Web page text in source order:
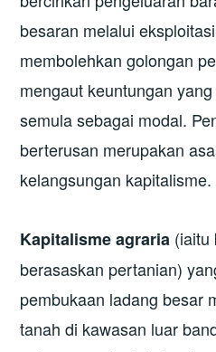
besaran melalui
membolehkan golongan
mengaut keuntungan
semula sebagai modal.
berterusan merupakan
kelangsungan kapitalisme.
Kapitalisme agraria (iaitu
berasaskan pertanian)
pembukaan ladang besar
tanah di kawasan luar